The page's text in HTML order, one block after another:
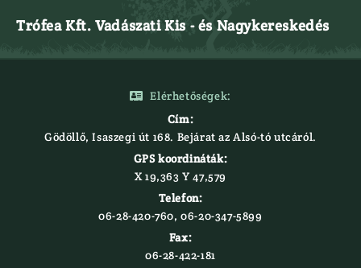
Trófea Kft. Vadászati Kis - és Nagykereskedés

Elérhetőségek:
Cím:
Gödöllő, Isaszegi út 168. Bejárat az Alsó-tó utcáról.
GPS koordináták:
X 19,363 Y 47,579‍
Telefon:
06-28-420-760, 06-20-347-5899
Fax:
06-28-422-181